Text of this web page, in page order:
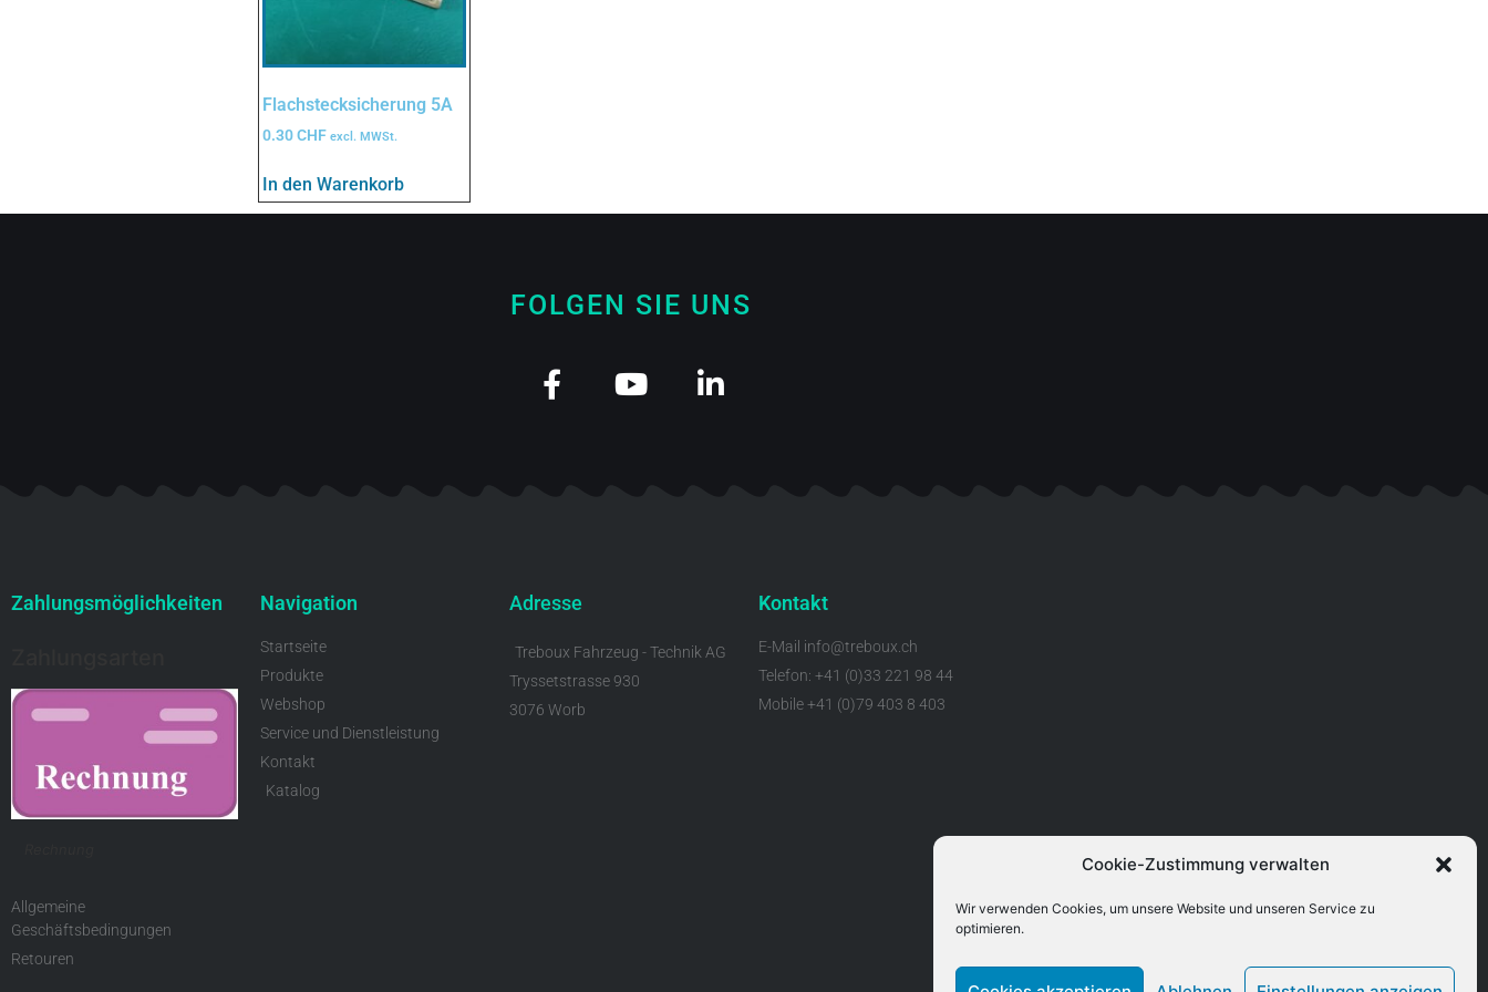
Cookie-Zustimmung verwalten
Wir verwenden Cookies, um unsere Website und unseren Service zu
optimieren.
Flachstecksicherung 5A
0.30CHF excl. MWSt.
In den Warenkorb
FOLGEN SIE UNS
Zahlungsmöglichkeiten
Allgemeine
Geschäftsbedingungen
Retouren
Navigation
Startseite
Produkte
Webshop
Service und Dienstleistung
Kontakt
Katalog
Adresse
Treboux Fahrzeug - Technik AG
Tryssetstrasse 930
3076 Worb
Kontakt
E-Mail info@treboux.ch
Telefon: +41 (0)33 221 98 44
Mobile +41 (0)79 403 8 403